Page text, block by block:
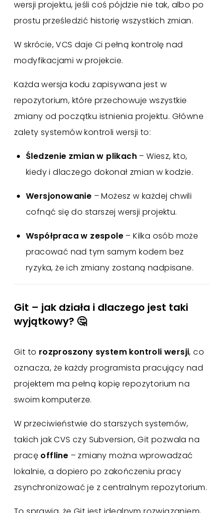
wersji projektu, jeśli coś pójdzie nie tak, albo po
prostu prześledzić historię wszystkich zmian.
W skrócie, VCS daje Ci pełną kontrolę nad
modyfikacjami w projekcie.
Każda wersja kodu zapisywana jest w
repozytorium, które przechowuje wszystkie
zmiany od początku istnienia projektu. Główne
zalety systemów kontroli wersji to:
Śledzenie zmian w plikach – Wiesz, kto,
kiedy i dlaczego dokonał zmian w kodzie.
Wersjonowanie – Możesz w każdej chwili
cofnąć się do starszej wersji projektu.
Współpraca w zespole – Kilka osób może
pracować nad tym samym kodem bez
ryzyka, że ich zmiany zostaną nadpisane.
Git – jak działa i dlaczego jest taki
wyjątkowy? 🤔
Git to rozproszony system kontroli wersji, co
oznacza, że każdy programista pracujący nad
projektem ma pełną kopię repozytorium na
swoim komputerze.
W przeciwieństwie do starszych systemów,
takich jak CVS czy Subversion, Git pozwala na
pracę offline – zmiany można wprowadzać
lokalnie, a dopiero po zakończeniu pracy
zsynchronizować je z centralnym repozytorium.